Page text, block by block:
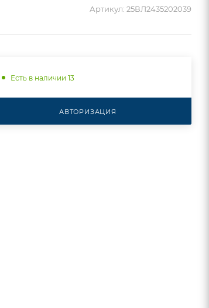
Артикул: 25ВЛ2435202039
Есть в наличии 13
АВТОРИЗАЦИЯ